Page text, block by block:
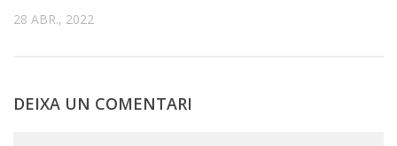
28 ABR., 2022
DEIXA UN COMENTARI